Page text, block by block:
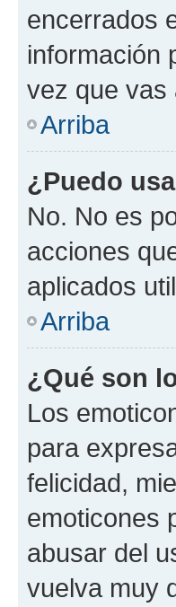
encerrados
información
vez que vas
Arriba
¿Puedo
No. No es
acciones
aplicados
Arriba
¿Qué son
Los
para
felicidad,
emoticones
abusar del
vuelva muy